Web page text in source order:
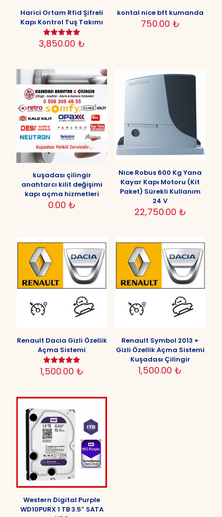
Harici Ortam Rfid Şifreli
Kapı Kontrol Tuş Takımı
5 üzerinden
3,850.00 ₺
kontal nice bft kumanda
750.00 ₺
kuşadası çilingir
anahtarcı kilit değişimi
kapı açma hizmetleri
0.00 ₺
Nice Robus 600 Kg Yana
Kayar Kapı Motoru (Kit
Paket) Sürekli Kullanım
24 V
22,750.00 ₺
Renault Dacia Gizli Özellik
Açma Sistemi
5 üzerinden
1,500.00 ₺
Renault Symbol 2013 +
Gizli Özellik Açma Sistemi
Kuşadası Çilingir
1,500.00₺
Western Digital Purple
WD10PURX 1 TB 3.5″ SATA